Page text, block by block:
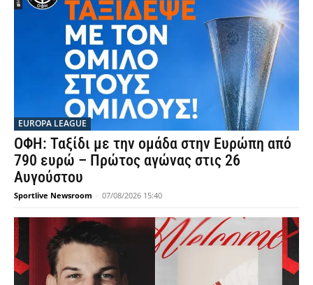
EUROPA LEAGUE
ΟΦΗ: Ταξίδι με την ομάδα στην Ευρώπη από
790 ευρώ – Πρώτος αγώνας στις 26
Αυγούστου
Sportlive Newsroom - 07/08/2026 15:40